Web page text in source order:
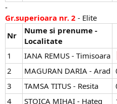
-
Gr.superioara nr. 2 - Elite
Nr
Nume si prenume -
Localitate
1
IANA REMUS - Timisoara
2
MAGURAN DARIA - Arad
3
TAMSA TITUS - Resita
4
STOICA MIHAI - Hateg